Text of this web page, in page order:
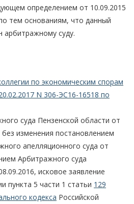
определением от 10.09.2015
тем основаниям, что данный
арбитражному суду.
по экономическим спорам
N 306-ЭС16-16518 по
суда Пензенской области от
изменения постановлением
апелляционного суда от
Арбитражного суда
исковое заявление
пункта 5 части 1 статьи 129
кодекса Российской